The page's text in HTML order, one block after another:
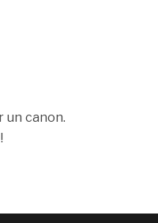
un canon.